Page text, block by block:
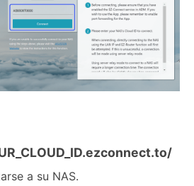
a su NAS.